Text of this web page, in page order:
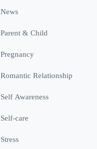
News
Parent & Child
Pregnancy
Romantic Relationship
Self Awareness
Self-care
Stress